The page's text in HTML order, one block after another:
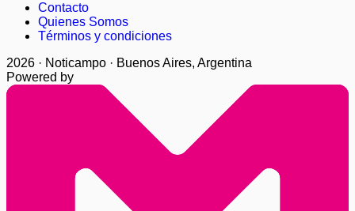
Contacto
Quienes Somos
Términos y condiciones
2026 · Noticampo · Buenos Aires, Argentina
Powered by